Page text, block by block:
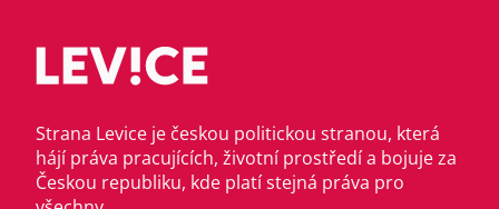
Strana Levice je českou politickou stranou, která
hájí práva pracujících, životní prostředí a bojuje za
Českou republiku, kde platí stejná práva pro